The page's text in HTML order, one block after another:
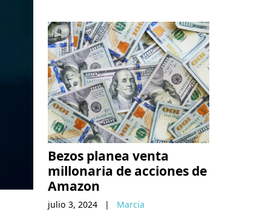
Bezos planea venta
millonaria de acciones de
Amazon
julio 3, 2024 | Marcia